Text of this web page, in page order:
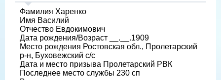
Фамилия Харенко
Имя Василий
Отчество Евдокимович
Дата рождения/Возраст __.__.1909
Место рождения Ростовская обл., Пролетарский
р-н, Буховежский с/с
Дата и место призыва Пролетарский РВК
Последнее место службы 230 сп